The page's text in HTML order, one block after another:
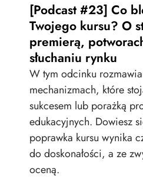
[Podcast #23] Co
Twojego kursu? O
premierą,
słuchaniu rynku
W tym odcinku
mechanizmach, które
sukcesem lub porażką
edukacyjnych. Dowiesz
poprawka kursu wynika
do doskonałości, a ze
oceną.